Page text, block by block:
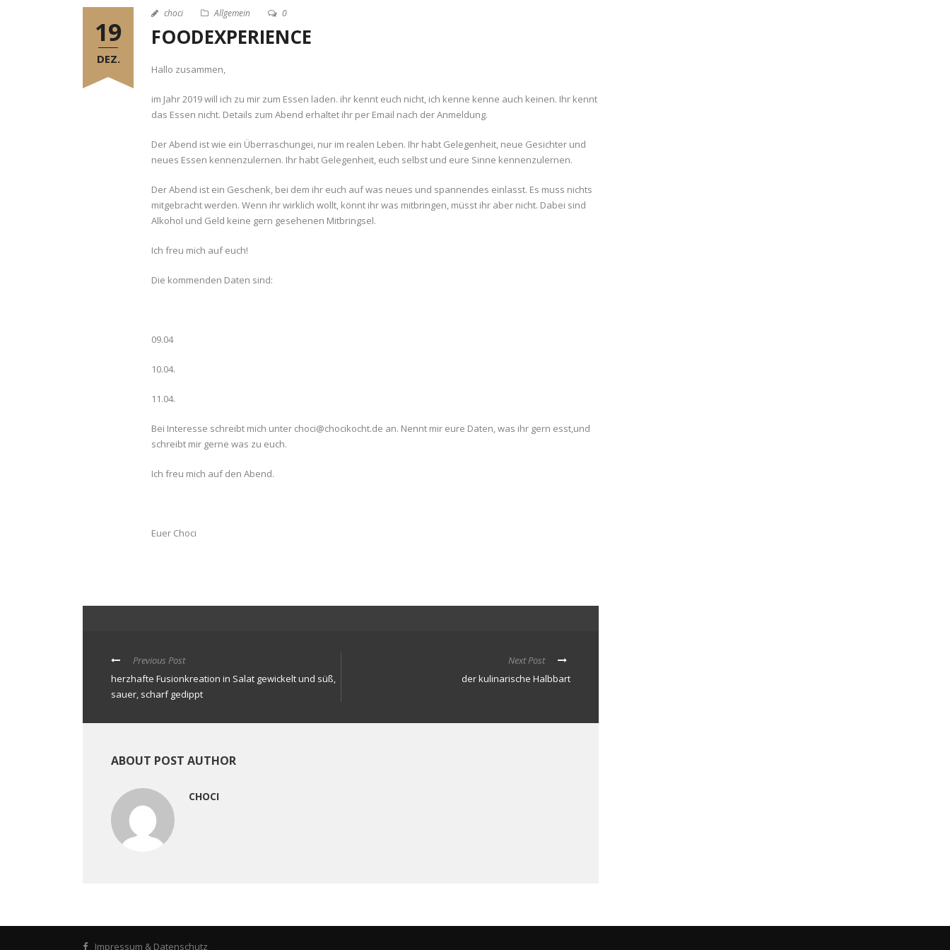
19
DEZ.
choci Allgemein 0
FOODEXPERIENCE
Hallo zusammen,
im Jahr 2019 will ich zu mir zum Essen laden. ihr kennt euch nicht, ich kenne kenne auch keinen. Ihr kennt
das Essen nicht. Details zum Abend erhaltet ihr per Email nach der Anmeldung.
Der Abend ist wie ein Überraschungei, nur im realen Leben. Ihr habt Gelegenheit, neue Gesichter und
neues Essen kennenzulernen. Ihr habt Gelegenheit, euch selbst und eure Sinne kennenzulernen.
Der Abend ist ein Geschenk, bei dem ihr euch auf was neues und spannendes einlasst. Es muss nichts
mitgebracht werden. Wenn ihr wirklich wollt, könnt ihr was mitbringen, müsst ihr aber nicht. Dabei sind
Alkohol und Geld keine gern gesehenen Mitbringsel.
Ich freu mich auf euch!
Die kommenden Daten sind:
09.04
10.04.
11.04.
Bei Interesse schreibt mich unter choci@chocikocht.de an. Nennt mir eure Daten, was ihr gern esst,und
schreibt mir gerne was zu euch.
Ich freu mich auf den Abend.
Euer Choci
Previous Post
herzhafte Fusionkreation in Salat gewickelt und süß,
sauer, scharf gedippt
Next Post
der kulinarische Halbbart
ABOUT POST AUTHOR
CHOCI
Impressum & Datenschutz